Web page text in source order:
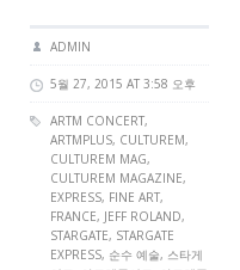
ADMIN
5월 27, 2015 AT 3:58 오후
ARTM CONCERT,
ARTMPLUS, CULTUREM,
CULTUREM MAG,
CULTUREM MAGAZINE,
EXPRESS, FINE ART,
FRANCE, JEFF ROLAND,
STARGATE, STARGATE
EXPRESS, 순수 예술, 스타게